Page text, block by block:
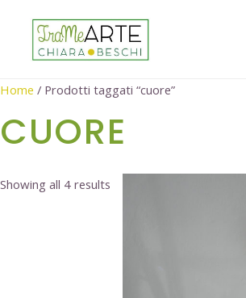
Home / Prodotti taggati “cuore”
CUORE
Showing all 4 results